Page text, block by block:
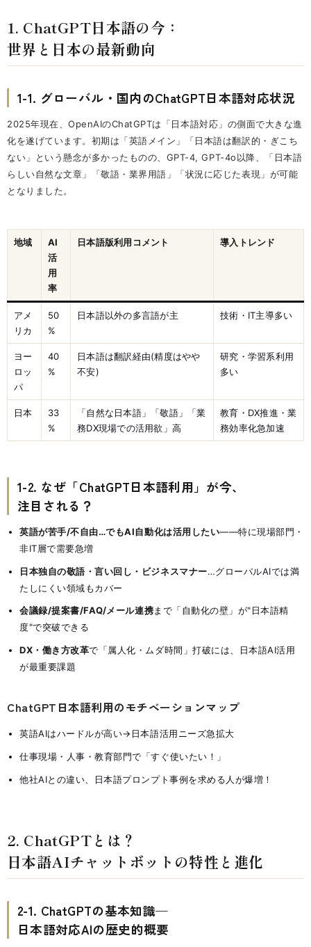
1. ChatGPT日本語の今：
世界と日本の最新動向
1-1. グローバル・国内のChatGPT日本語対応状況
2025年現在、OpenAIのChatGPTは「日本語対応」の側面で大きな進
化を遂げています。初期は「英語メイン」「日本語は翻訳的・ぎこち
ない」という懸念が多かったものの、GPT-4, GPT-4o以降、「日本語
らしい自然な文章」「敬語・業界用語」「状況に応じた表現」が可能
となりました。
地域
AI
活
用
率
日本語版利用コメント 導入トレンド
アメ
リカ
50
%
日本語以外の多言語が主 技術・IT主導多い
ヨー
ロッ
パ
40
%
日本語は翻訳経由(精度はやや
不安)
研究・学習系利用
多い
日本
33
%
「自然な日本語」「敬語」「業
務DX現場での活用欲」高
教育・DX推進・業
務効率化急加速
1-2. なぜ「ChatGPT日本語利用」が今、
注目される？
英語が苦手/不自由…でもAI自動化は活用したい——特に現場部門・
非IT層で需要急増
日本独自の敬語・言い回し・ビジネスマナー…グローバルAIでは満
たしにくい領域もカバー
会議録/提案書/FAQ/メール連携まで「自動化の壁」が"日本語精
度"で突破できる
DX・働き方改革で「属人化・ムダ時間」打破には、日本語AI活用
が最重要課題
ChatGPT日本語利用のモチベーションマップ
英語AIはハードルが高い→日本語活用ニーズ急拡大
仕事現場・人事・教育部門で「すぐ使いたい！」
他社AIとの違い、日本語プロンプト事例を求める人が爆増！
2. ChatGPTとは？
日本語AIチャットボットの特性と進化
2-1. ChatGPTの基本知識—
日本語対応AIの歴史的概要